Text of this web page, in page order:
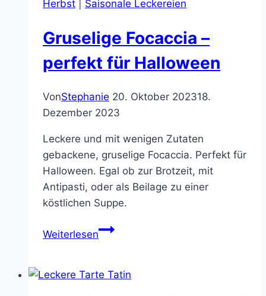
schön
für
Halloween
Herbst
Saisonale Leckereien
Gruselige Focaccia –
perfekt für Halloween
VonStephanie 20. Oktober 202318.
Dezember 2023
Leckere und mit wenigen Zutaten
gebackene, gruselige Focaccia. Perfekt für
Halloween. Egal ob zur Brotzeit, mit
Antipasti, oder als Beilage zu einer
köstlichen Suppe.
WeiterlesenGruselige
perfekt